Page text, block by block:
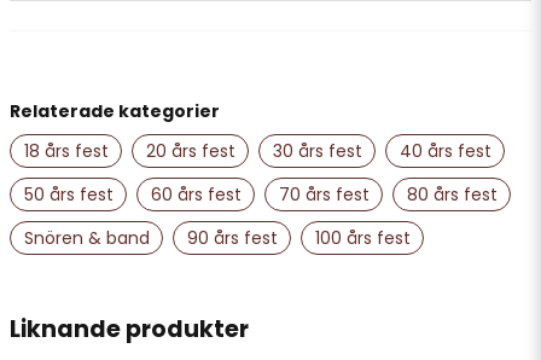
name
Namn
email
Mejladress
Liknande produkter
Relaterade kategorier
18 års fest
20 års fest 30 års fest
40 års fest
50 års fest
60 års fest 70 års fest
80 års fest
Snören & band
90 års fest 100 års fest